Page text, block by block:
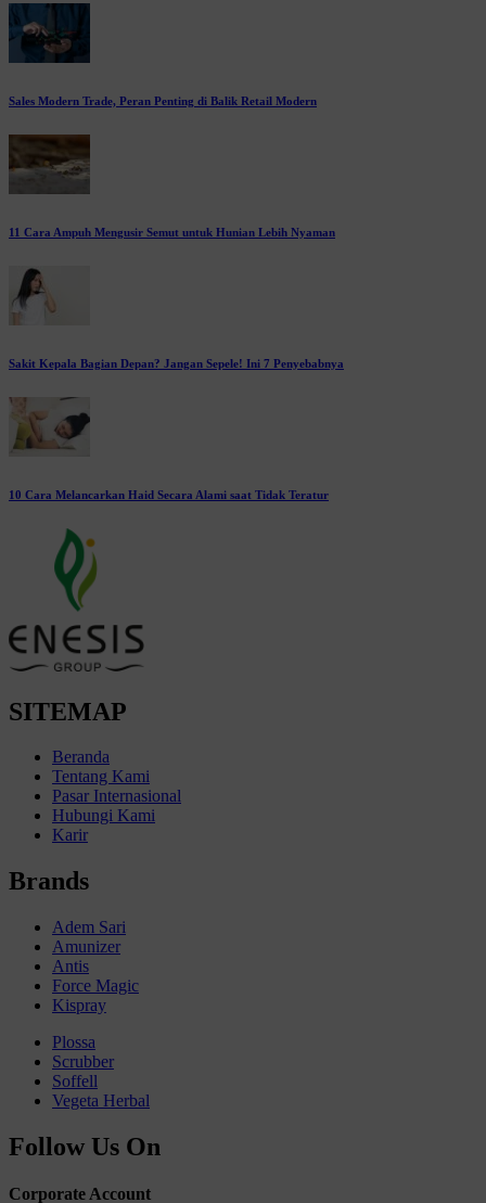
Sales Modern Trade, Peran Penting di Balik Retail Modern
11 Cara Ampuh Mengusir Semut untuk Hunian Lebih Nyaman
Sakit Kepala Bagian Depan? Jangan Sepele! Ini 7 Penyebabnya
10 Cara Melancarkan Haid Secara Alami saat Tidak Teratur
SITEMAP
Beranda
Tentang Kami
Pasar Internasional
Hubungi Kami
Karir
Brands
Adem Sari
Amunizer
Antis
Force Magic
Kispray
Plossa
Scrubber
Soffell
Vegeta Herbal
Follow Us On
Corporate Account